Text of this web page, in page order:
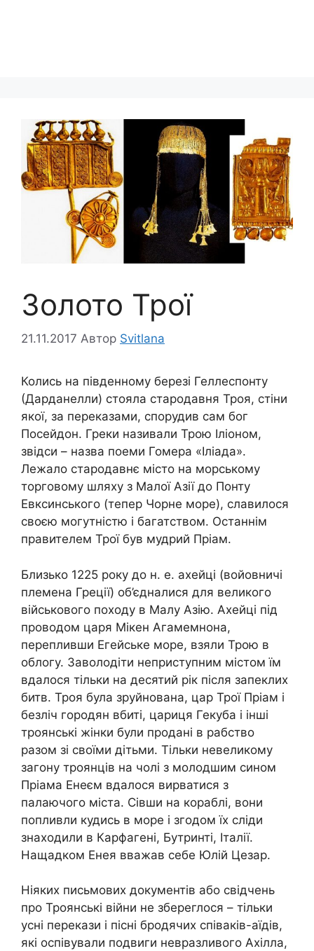
Золото Трої
21.11.2017 Автор Svitlana
Колись на південному березі Геллеспонту
(Дарданелли) стояла стародавня Троя, стіни
якої, за переказами, спорудив сам бог
Посейдон. Греки називали Трою Іліоном,
звідси – назва поеми Гомера «Іліада».
Лежало стародавнє місто на морському
торговому шляху з Малої Азії до Понту
Евксинського (тепер Чорне море), славилося
своєю могутністю і багатством. Останнім
правителем Трої був мудрий Пріам.
Близько 1225 року до н. е. ахейці (войовничі
племена Греції) об’єдналися для великого
військового походу в Малу Азію. Ахейці під
проводом царя Мікен Агамемнона,
перепливши Егейське море, взяли Трою в
облогу. Заволодіти неприступним містом їм
вдалося тільки на десятий рік після запеклих
битв. Троя була зруйнована, цар Трої Пріам і
безліч городян вбиті, цариця Гекуба і інші
троянські жінки були продані в рабство
разом зі своїми дітьми. Тільки невеликому
загону троянців на чолі з молодшим сином
Пріама Енеєм вдалося вирватися з
палаючого міста. Сівши на кораблі, вони
попливли кудись в море і згодом їх сліди
знаходили в Карфагені, Бутринті, Італії.
Нащадком Енея вважав себе Юлій Цезар.
Ніяких письмових документів або свідчень
про Троянські війни не збереглося – тільки
усні перекази і пісні бродячих співаків-аїдів,
які оспівували подвиги невразливого Ахілла,